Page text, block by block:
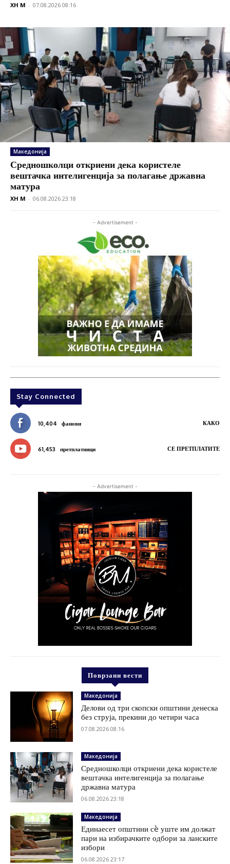
XH M - 07.08.2026 08:16
Македонија
Средношколци откриени дека користеле
вештачка интелигенција за полагање државна
матура
XH M - 06.08.2026 23:18
- Advertisement -
Stay Connected
10,404 фанови КАКО
61,453 претплатници СЕ ПРЕТПЛАТИТЕ
- Advertisement -
Поврзани вести
Македонија
Делови од три скопски општини денеска
без струја, прекини до четири часа
07.08.2026 08:16
Македонија
Средношколци откриени дека користеле
вештачка интелигенција за полагање
државна матура
06.08.2026 23:18
Македонија
Единаесет општини сè уште им должат
пари на избирачките одбори за ланските
избори
06.08.2026 23:17